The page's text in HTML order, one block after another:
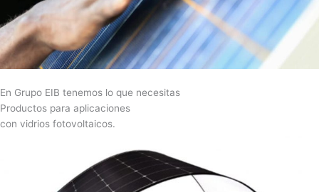
En Grupo EIB tenemos lo que necesitas
Productos para aplicaciones
con vidrios fotovoltaicos.